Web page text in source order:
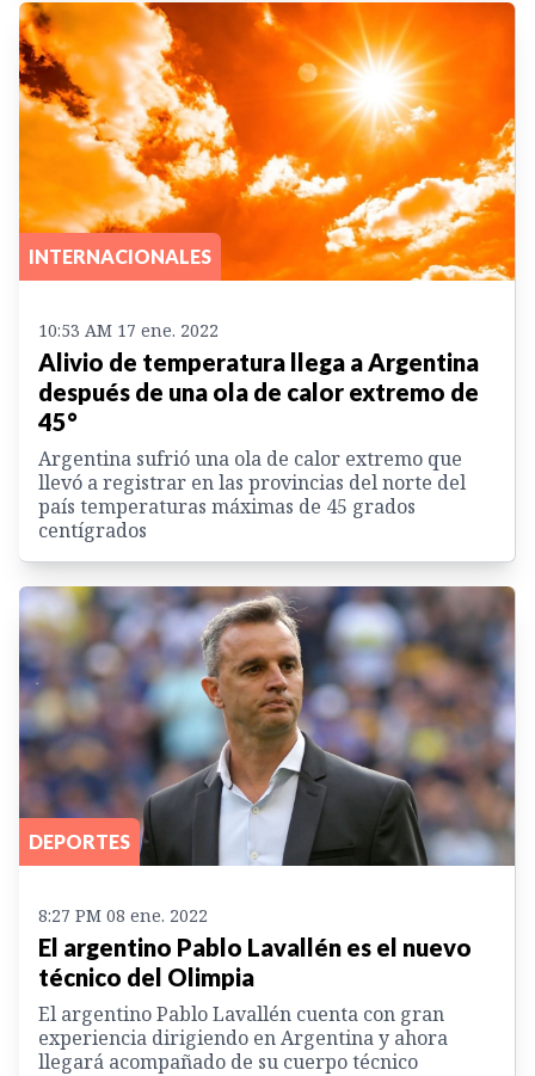
INTERNACIONALES
10:53 AM 17 ene. 2022
Alivio de temperatura llega a Argentina
después de una ola de calor extremo de
45°
Argentina sufrió una ola de calor extremo que
llevó a registrar en las provincias del norte del
país temperaturas máximas de 45 grados
centígrados
DEPORTES
8:27 PM 08 ene. 2022
El argentino Pablo Lavallén es el nuevo
técnico del Olimpia
El argentino Pablo Lavallén cuenta con gran
experiencia dirigiendo en Argentina y ahora
llegará acompañado de su cuerpo técnico